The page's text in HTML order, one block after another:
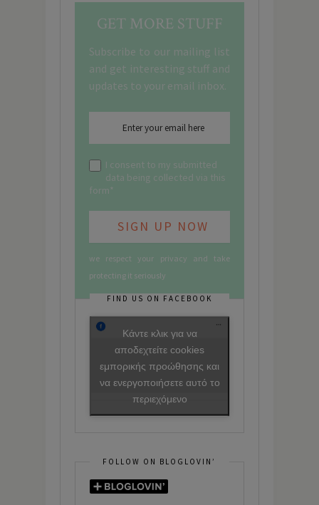
GET MORE STUFF
Subscribe to our mailing list
and get interesting stuff and
updates to your email inbox.
I consent to my submitted
data being collected via this
form*
we respect your privacy and take
protecting it seriously
FIND US ON FACEBOOK
Κάντε κλικ για να
αποδεχτείτε cookies
εμπορικής προώθησης και
να ενεργοποιήσετε αυτό το
περιεχόμενο
FOLLOW ON BLOGLOVIN’